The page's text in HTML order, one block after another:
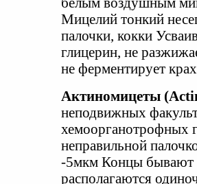
Мицелий тонкий
палочки, кокки
глицерин, не
не ферментирует
Актиномицеты
неподвижных
хемоорганотрофных
неправильной
-5мкм Концы бывают
располагаются